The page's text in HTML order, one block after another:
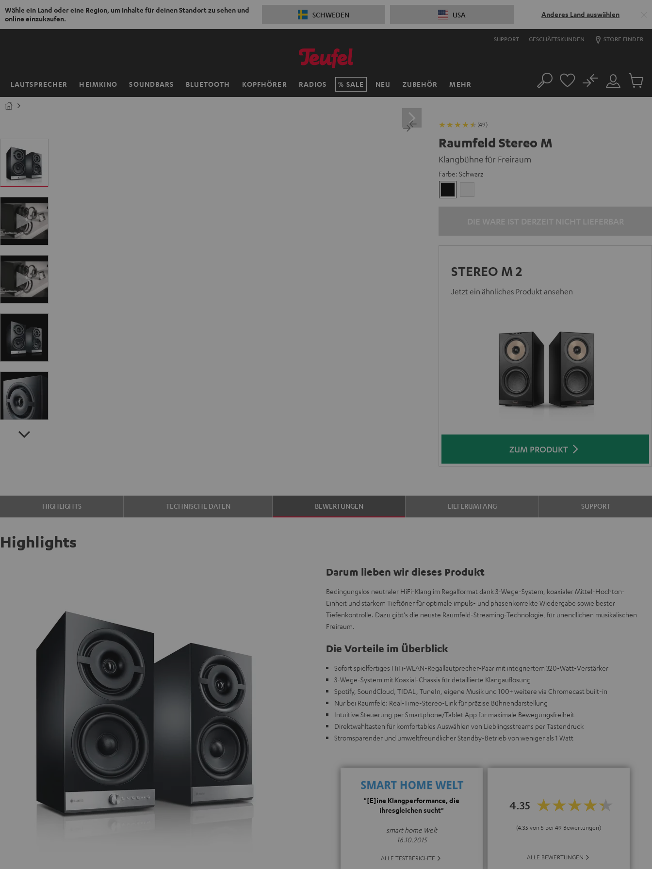
Wähle ein Land oder eine Region, um Inhalte für deinen Standort zu sehen und
online einzukaufen.
SCHWEDEN USA Anderes Land auswählen
ZUM
SUPPORT GESCHÄFTSKUNDEN STORE FINDER
LAUTSPRECHER HEIMKINO SOUNDBARS BLUETOOTH KOPFHÖRER RADIOS SALE NEU ZUBEHÖR MEHR
Startseite Suche
Mein
Konto
No
Artikel
(49)
Raumfeld Stereo M
Klangbühne für Freiraum
Farbe: Schwarz
STEREO M 2
Jetzt ein ähnliches Produkt ansehen
ZUM PRODUKT
HIGHLIGHTS TECHNISCHE DATEN BEWERTUNGEN LIEFERUMFANG SUPPORT
Highlights
Darum lieben wir dieses Produkt
Bedingungslos neutraler HiFi-Klang im Regalformat dank 3-Wege-System, koaxialer Mittel-Hochton-
Einheit und starkem Tieftöner für optimale impuls- und phasenkorrekte Wiedergabe sowie bester
Tiefenkontrolle. Dazu gibt's die neuste Raumfeld-Streaming-Technologie, für unendlichen musikalischen
Freiraum.
Die Vorteile im Überblick
Sofort spielfertiges HiFi-WLAN-Regallautprecher-Paar mit integriertem 320-Watt-Verstärker
3-Wege-System mit Koaxial-Chassis für detaillierte Klangauflösung
Spotify, SoundCloud, TIDAL, TuneIn, eigene Musik und 100+ weitere via Chromecast built-in
Nur bei Raumfeld: Real-Time-Stereo-Link für präzise Bühnendarstellung
Intuitive Steuerung per Smartphone/Tablet App für maximale Bewegungsfreiheit
Direktwahltasten für komfortables Auswählen von Lieblingsstreams per Tastendruck
Stromsparender und umweltfreundlicher Standby-Betrieb von weniger als 1 Watt
"[E]ine Klangperformance, die
ihresgleichen sucht"
smart home Welt
16.10.2015
ALLE TESTBERICHTE
4.35
(4.35 von 5 bei 49 Bewertungen)
ALLE BEWERTUNGEN